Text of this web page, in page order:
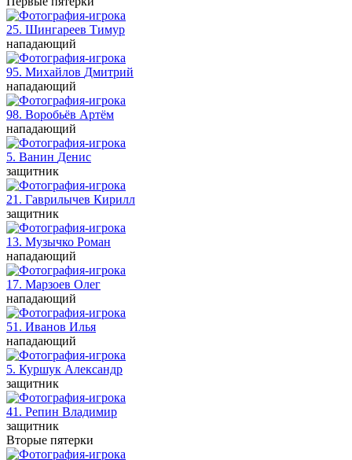
25. Шингареев Тимур
нападающий
95. Михайлов Дмитрий
нападающий
98. Воробьёв Артём
нападающий
5. Ванин Денис
защитник
21. Гаврилычев Кирилл
защитник
13. Музычко Роман
нападающий
17. Марзоев Олег
нападающий
51. Иванов Илья
нападающий
5. Куршук Александр
защитник
41. Репин Владимир
защитник
Вторые пятерки